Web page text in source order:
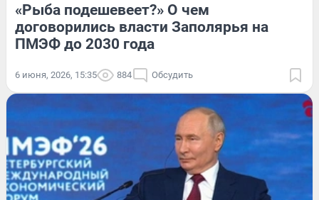
«Рыба подешевеет?» О чем
договорились власти Заполярья на
ПМЭФ до 2030 года
6 июня, 2026, 15:35 884 Обсудить